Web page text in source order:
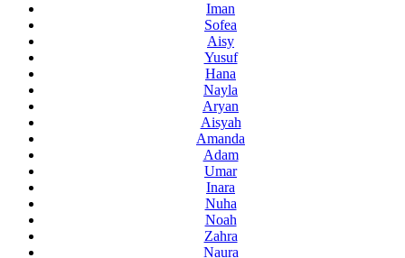
Iman
Sofea
Aisy
Yusuf
Hana
Nayla
Aryan
Aisyah
Amanda
Adam
Umar
Inara
Nuha
Noah
Zahra
Naura